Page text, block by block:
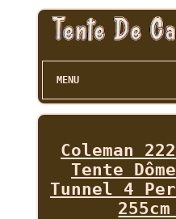
MENU
Coleman
Tente
Tunnel 4